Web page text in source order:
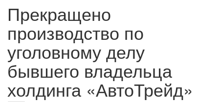
Прекращено
производство по
уголовному делу
бывшего владельца
холдинга «АвтоТрейд»